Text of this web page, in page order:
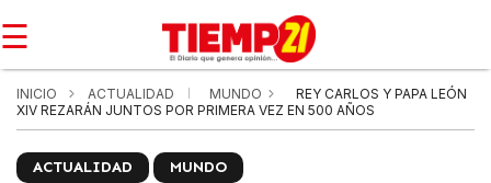
☰
INICIO ACTUALIDAD MUNDO
REY CARLOS Y PAPA LEÓN
XIV REZARÁN JUNTOS POR PRIMERA VEZ EN 500 AÑOS
ACTUALIDAD MUNDO